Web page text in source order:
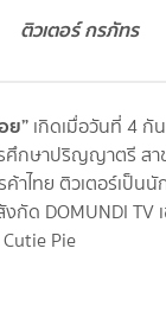
ติวเตอร์ กรภัทร
ย” เกิดเมื่อวันที่ 4
ศึกษาปริญญาตรี สา
าไทย ติวเตอร์เป็น
งกัด DOMUNDI TV
Pie